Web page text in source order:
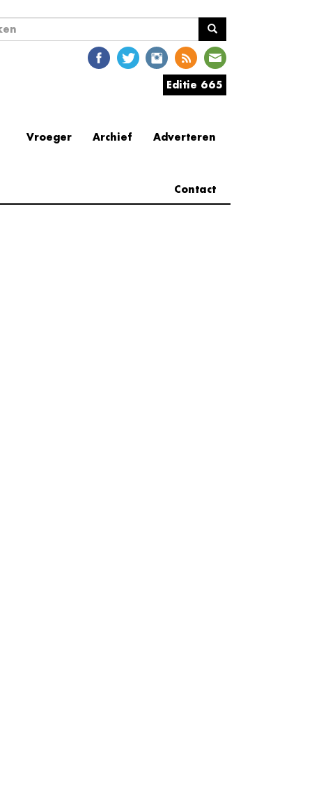
Editie 665
Adverteren
Archief
Vroeger
Contact